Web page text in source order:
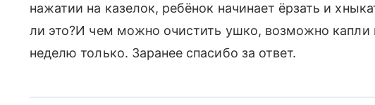
нажатии на казелок, ребёнок начинает ёрзать и
ли это?И чем можно очистить ушко, возможно капли
неделю только. Заранее спасибо за ответ.